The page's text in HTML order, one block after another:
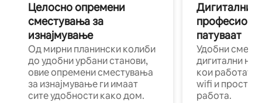
Целосно опремени
сместувања за
изнајмување
Од мирни планински колиби
до удобни урбани станови,
овие опремени сместувања
за изнајмување ги имаат
сите удобности како дом.
Дигитални
патуваат
Удобни
дигитални
кои работат
wifi и
работа.